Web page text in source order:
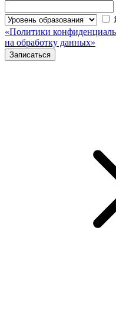
«Политики
на обработку данных»